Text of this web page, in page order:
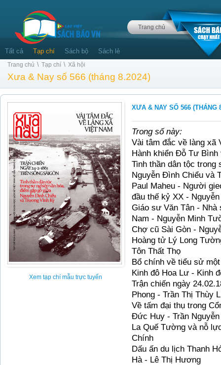
Trang chủ
Tất cả Tạp chí Sách bộ Sách lẻ
Trang chủ \ Tạp chí \ Xã hội
Xưa & Nay số 566 (tháng 8.2024)
Xem tạp chí mẫu trực tuyến
XƯA & NAY SỐ 566 (THÁNG
Trong số này:
Vài tâm đắc về làng xã
Hành khiển Đỗ Tư
Tinh thần dân tộc trong
Nguyễn Đình Chiểu và
Paul Maheu - Người
đầu thế kỷ XX -
Giáo sư Văn Tân -
Nam - Nguyễn Minh
Chợ cũ Sài Gòn -
Hoàng tử Lý Long
Tôn Thất Thọ
Bổ chính về tiểu sử
Kinh đô Hoa Lư - Kinh
Trận chiến ngày
Phong - Trần Thị Thùy
Về tấm đại thụ trong
Đức Huy - Trần Nguyễn
La Quế Tường và nỗ
Chính
Dấu ấn du lịch Thanh
Hà - Lê Thị Hương